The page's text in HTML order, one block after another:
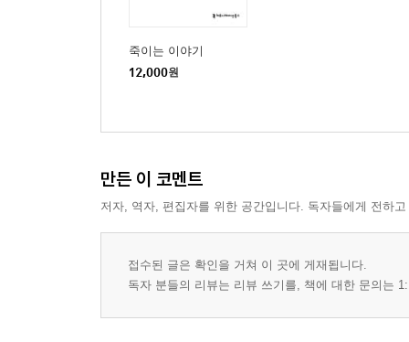
죽이는 이야기
12,000원
만든 이 코멘트
저자, 역자, 편집자를 위한 공간입니다. 독자들에게 전하
접수된 글은 확인을 거쳐 이 곳에 게재됩니다.
독자 분들의 리뷰는 리뷰 쓰기를, 책에 대한 문의는